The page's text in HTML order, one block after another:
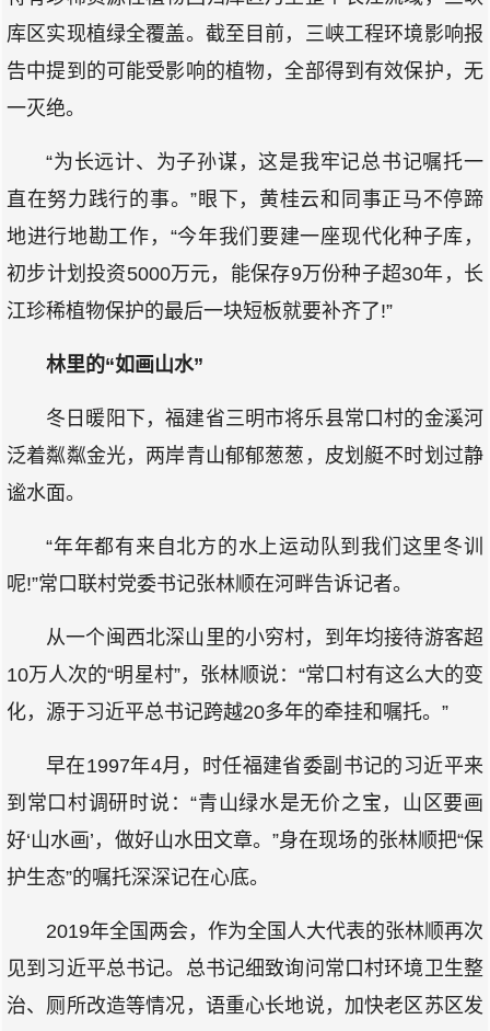
库区实现植绿全覆盖。截至目前，三峡工程环境影响报
告中提到的可能受影响的植物，全部得到有效保护，无
一灭绝。
“为长远计、为子孙谋，这是我牢记总书记嘱托一
直在努力践行的事。”眼下，黄桂云和同事正马不停蹄
地进行地勘工作，“今年我们要建一座现代化种子库，
初步计划投资5000万元，能保存9万份种子超30年，长
江珍稀植物保护的最后一块短板就要补齐了!”
林里的“如画山水”
冬日暖阳下，福建省三明市将乐县常口村的金溪河
泛着粼粼金光，两岸青山郁郁葱葱，皮划艇不时划过静
谧水面。
“年年都有来自北方的水上运动队到我们这里冬训
呢!”常口联村党委书记张林顺在河畔告诉记者。
从一个闽西北深山里的小穷村，到年均接待游客超
10万人次的“明星村”，张林顺说：“常口村有这么大的变
化，源于习近平总书记跨越20多年的牵挂和嘱托。”
早在1997年4月，时任福建省委副书记的习近平来
到常口村调研时说：“青山绿水是无价之宝，山区要画
好‘山水画’，做好山水田文章。”身在现场的张林顺把“保
护生态”的嘱托深深记在心底。
2019年全国两会，作为全国人大代表的张林顺再次
见到习近平总书记。总书记细致询问常口村环境卫生整
治、厕所改造等情况，语重心长地说，加快老区苏区发